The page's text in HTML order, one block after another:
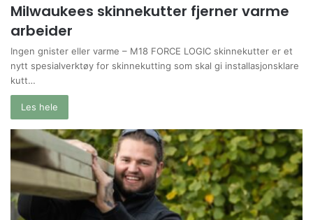
Milwaukees skinnekutter fjerner varme
arbeider
Ingen gnister eller varme – M18 FORCE LOGIC skinnekutter er et
nytt spesialverktøy for skinnekutting som skal gi installasjonsklare
kutt…
Les hele